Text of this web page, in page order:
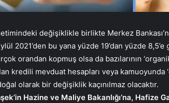
değişiklikle birlikte Merkez
2021’den bu yana yüzde 19’dan yüzde
orandan kopmuş olsa da bazılarının
kredili mevduat hesapları veya
olarak bir değişiklik kaçınılmaz olacaktır.
Hazine ve Maliye Bakanlığı’na, Hafize